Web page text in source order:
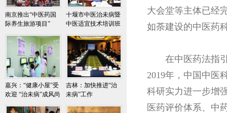
南京推出“中医药国
际养生旅游项目”
十堰市中医治未病暨
中医适宜技术培训班
嘉兴：“健康小屋”受
欢迎 “治未病”成风尚
吉林：加快推进“治
未病”工作
大会堂等主体已经
如荼建设的中医药
在中医药法指
2019年，中国中医
科研实力进一步增
医药评价体系、中